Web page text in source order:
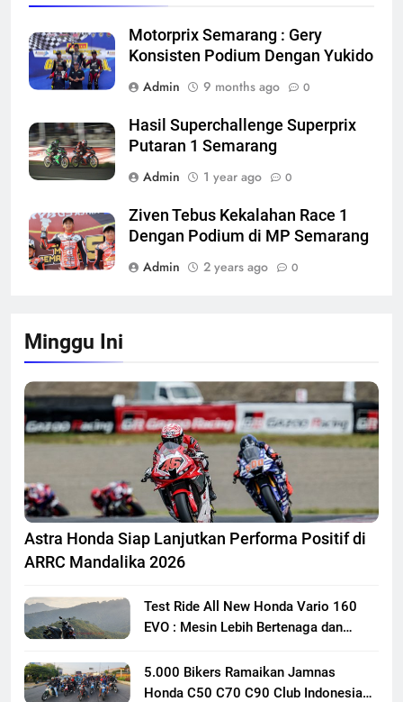
Motorprix Semarang : Gery
Konsisten Podium Dengan Yukido
Admin
9 months ago 0
Hasil Superchallenge Superprix
Putaran 1 Semarang
Admin
1 year ago 0
Ziven Tebus Kekalahan Race 1
Dengan Podium di MP Semarang
Admin
2 years ago 0
Minggu Ini
Astra Honda Siap Lanjutkan Performa Positif di
ARRC Mandalika 2026
Test Ride All New Honda Vario 160
EVO : Mesin Lebih Bertenaga dan
5.000 Bikers Ramaikan Jamnas
Honda C50 C70 C90 Club Indonesia